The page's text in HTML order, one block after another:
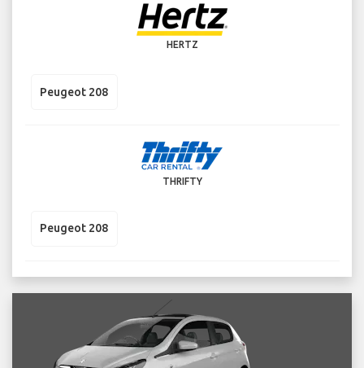
HERTZ
Peugeot 208
THRIFTY
Peugeot 208